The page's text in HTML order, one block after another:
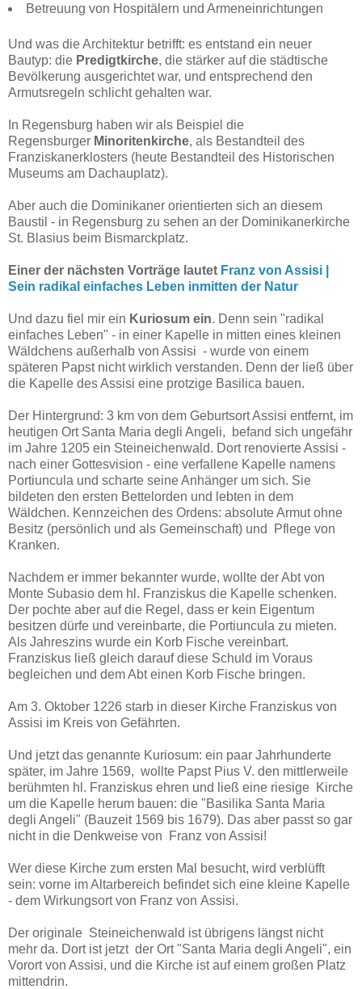
Betreuung von Hospitälern und Armeneinrichtungen
Und was die Architektur betrifft: es entstand ein neuer
Bautyp: die Predigtkirche, die stärker auf die städtische
Bevölkerung ausgerichtet war, und entsprechend den
Armutsregeln schlicht gehalten war.
In Regensburg haben wir als Beispiel die
Regensburger Minoritenkirche, als Bestandteil des
Franziskanerklosters (heute Bestandteil des Historischen
Museums am Dachauplatz).
Aber auch die Dominikaner orientierten sich an diesem
Baustil - in Regensburg zu sehen an der Dominikanerkirche
St. Blasius beim Bismarckplatz.
Einer der nächsten Vorträge lautet Franz von Assisi |
Sein radikal einfaches Leben inmitten der Natur
Und dazu fiel mir ein Kuriosum ein. Denn sein "radikal
einfaches Leben" - in einer Kapelle in mitten eines kleinen
Wäldchens außerhalb von Assisi - wurde von einem
späteren Papst nicht wirklich verstanden. Denn der ließ über
die Kapelle des Assisi eine protzige Basilica bauen.
Der Hintergrund: 3 km von dem Geburtsort Assisi entfernt, im
heutigen Ort Santa Maria degli Angeli, befand sich ungefähr
im Jahre 1205 ein Steineichenwald. Dort renovierte Assisi -
nach einer Gottesvision - eine verfallene Kapelle namens
Portiuncula und scharte seine Anhänger um sich. Sie
bildeten den ersten Bettelorden und lebten in dem
Wäldchen. Kennzeichen des Ordens: absolute Armut ohne
Besitz (persönlich und als Gemeinschaft) und Pflege von
Kranken.
Nachdem er immer bekannter wurde, wollte der Abt von
Monte Subasio dem hl. Franziskus die Kapelle schenken.
Der pochte aber auf die Regel, dass er kein Eigentum
besitzen dürfe und vereinbarte, die Portiuncula zu mieten.
Als Jahreszins wurde ein Korb Fische vereinbart.
Franziskus ließ gleich darauf diese Schuld im Voraus
begleichen und dem Abt einen Korb Fische bringen.
Am 3. Oktober 1226 starb in dieser Kirche Franziskus von
Assisi im Kreis von Gefährten.
Und jetzt das genannte Kuriosum: ein paar Jahrhunderte
später, im Jahre 1569, wollte Papst Pius V. den mittlerweile
berühmten hl. Franziskus ehren und ließ eine riesige Kirche
um die Kapelle herum bauen: die "Basilika Santa Maria
degli Angeli" (Bauzeit 1569 bis 1679). Das aber passt so gar
nicht in die Denkweise von Franz von Assisi!
Wer diese Kirche zum ersten Mal besucht, wird verblüfft
sein: vorne im Altarbereich befindet sich eine kleine Kapelle
- dem Wirkungsort von Franz von Assisi.
Der originale Steineichenwald ist übrigens längst nicht
mehr da. Dort ist jetzt der Ort "Santa Maria degli Angeli", ein
Vorort von Assisi, und die Kirche ist auf einem großen Platz
mittendrin.